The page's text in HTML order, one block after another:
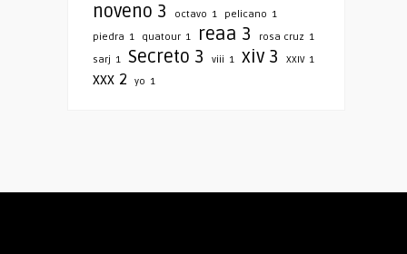
noveno 3 octavo 1 pelicano 1
piedra 1 quatour 1 reaa 3 rosa cruz 1
sarj 1 Secreto 3 viii 1 xiv 3 XXIV 1
xxx 2 yo 1